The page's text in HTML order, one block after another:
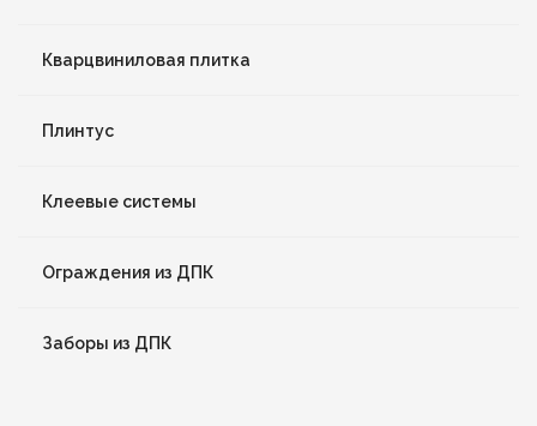
Кварцвиниловая плитка
Плинтус
Клеевые системы
Ограждения из ДПК
Заборы из ДПК